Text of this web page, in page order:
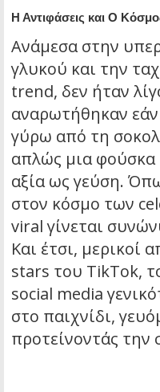
Η Αντιφάσεις και Ο
Ανάμεσα στην
γλυκού και την
trend, δεν ήταν
αναρωτήθηκαν
γύρω από τη
απλώς μια φούσκα
αξία ως γεύση.
στον κόσμο των
viral γίνεται
Και έτσι, μερικοί
stars του TikTok,
social media
στο παιχνίδι,
προτείνοντάς την